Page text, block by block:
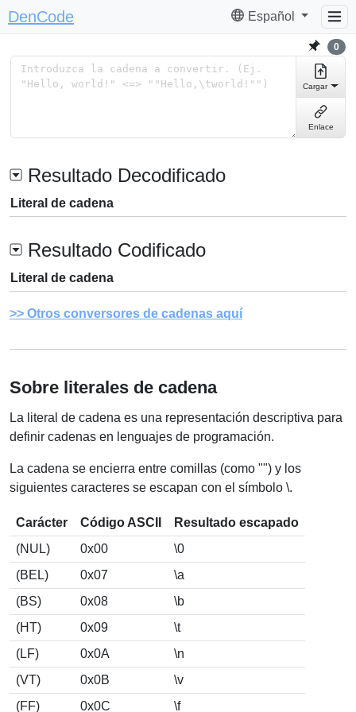
DenCode Español
0
Cargar
Enlace
Resultado Decodificado
Literal de cadena
Resultado Codificado
Literal de cadena
Otros conversores de cadenas aquí
Sobre literales de cadena
La literal de cadena es una representación descriptiva para
definir cadenas en lenguajes de programación.
La cadena se encierra entre comillas (como "") y los
siguientes caracteres se escapan con el símbolo \.
Carácter Código ASCII
Resultado escapado
(NUL)
0x00
\0
(BEL)
0x07
\a
(BS)
0x08
\b
(HT)
0x09
\t
(LF)
0x0A
\n
(VT)
0x0B
\v
(FF)
0x0C \f